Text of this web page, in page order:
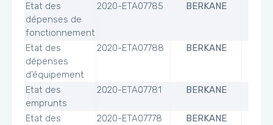
Etat des
dépenses de
fonctionnement
2020-ETA07785 BERKANE
Etat des
dépenses
d’équipement
2020-ETA07788 BERKANE
Etat des
emprunts
2020-ETA07781 BERKANE
Etat des
2020-ETA07778 BERKANE